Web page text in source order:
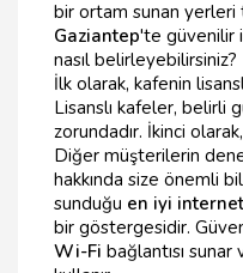
bir ortam sunan
Gaziantep'te güvenilir
nasıl belirleyebilirsiniz?
İlk olarak, kafenin
Lisanslı kafeler, belirli
zorundadır. İkinci
Diğer müşterilerin
hakkında size önemli
sunduğu en iyi
bir göstergesidir.
Wi-Fi bağlantısı sunar